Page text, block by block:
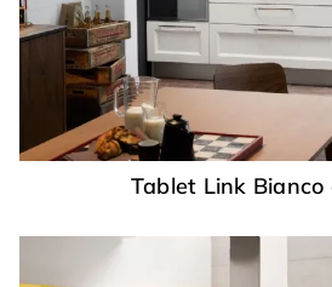
Tablet Link Bianco